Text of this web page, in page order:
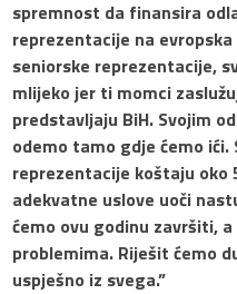
spremnost da finansira
reprezentacije na
seniorske reprezentacije,
mlijeko jer ti momci
predstavljaju BiH. Svojim
odemo tamo gdje ćemo
reprezentacije koštaju oko
adekvatne uslove uoči
ćemo ovu godinu završiti,
problemima. Riješit ćemo
uspješno iz svega.”